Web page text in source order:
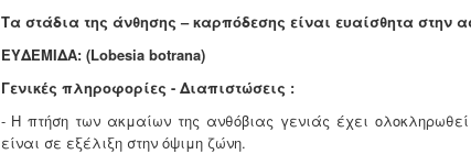
Τα στάδια της άνθησης – καρπόδεσης είναι ευαίσθητα στην
ΕΥΔΕΜΙΔΑ: (Lobesia botrana)
Γενικές πληροφορίες - Διαπιστώσεις :
- Η πτήση των ακμαίων της ανθόβιας γενιάς έχει
είναι σε εξέλιξη στην όψιμη ζώνη.